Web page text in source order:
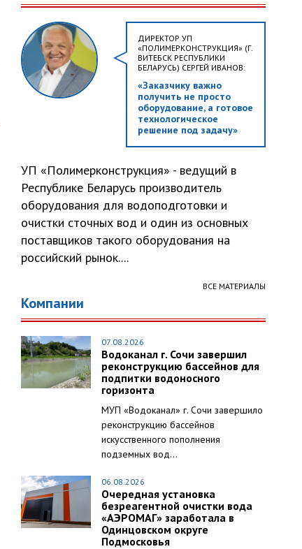
ДИРЕКТОР УП
«ПОЛИМЕРКОНСТРУКЦИЯ» (Г.
ВИТЕБСК РЕСПУБЛИКИ
БЕЛАРУСЬ) СЕРГЕЙ ИВАНОВ:
«Заказчику важно
получить не просто
оборудование, а готовое
технологическое
решение под задачу»
УП «Полимерконструкция» - ведущий в
Республике Беларусь производитель
оборудования для водоподготовки и
очистки сточных вод и один из основных
поставщиков такого оборудования на
российский рынок....
ВСЕ МАТЕРИАЛЫ
Компании
07.08.2026
Водоканал г. Сочи завершил
реконструкцию бассейнов для
подпитки водоносного
горизонта
МУП «Водоканал» г. Сочи завершило
реконструкцию бассейнов
искусственного пополнения
подземных вод...
06.08.2026
Очередная установка
безреагентной очистки вода
«АЭРОМАГ» заработала в
Одинцовском округе
Подмосковья